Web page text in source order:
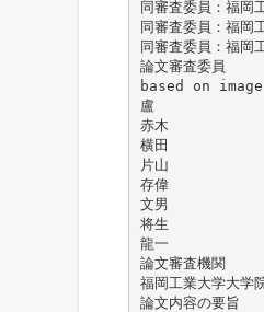
同審査委員：福岡
同審査委員：福岡
同審査委員：福岡
論文審査委員
based on image
盧
赤木
横田
片山
存偉
文男
将生
龍一
論文審査機関
福岡工業大学大学
論文内容の要旨